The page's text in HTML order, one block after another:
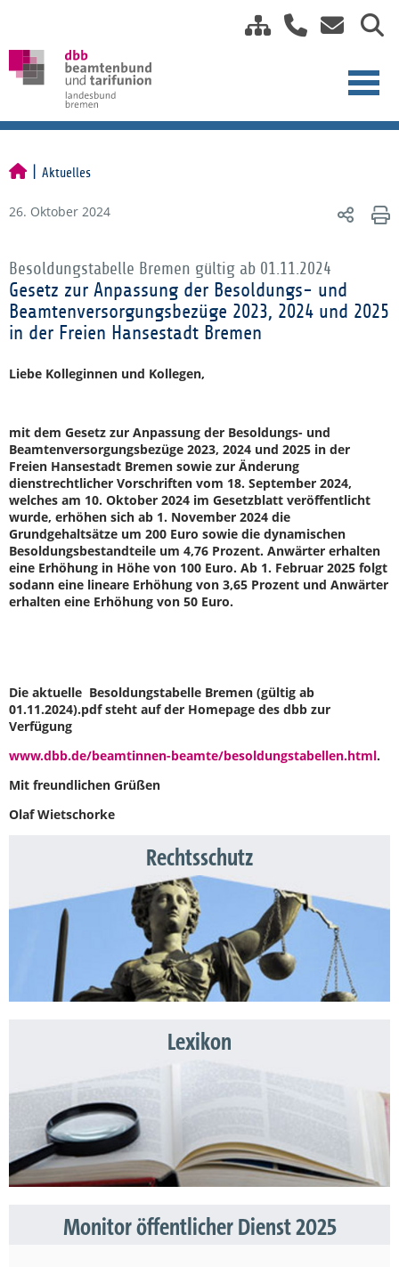
Aktuelles
26. Oktober 2024
Besoldungstabelle Bremen gültig ab 01.11.2024
Gesetz zur Anpassung der Besoldungs- und
Beamtenversorgungsbezüge 2023, 2024 und 2025
in der Freien Hansestadt Bremen
Liebe Kolleginnen und Kollegen,
mit dem Gesetz zur Anpassung der Besoldungs- und
Beamtenversorgungsbezüge 2023, 2024 und 2025 in der
Freien Hansestadt Bremen sowie zur Änderung
dienstrechtlicher Vorschriften vom 18. September 2024,
welches am 10. Oktober 2024 im Gesetzblatt veröffentlicht
wurde, erhöhen sich ab 1. November 2024 die
Grundgehaltsätze um 200 Euro sowie die dynamischen
Besoldungsbestandteile um 4,76 Prozent. Anwärter erhalten
eine Erhöhung in Höhe von 100 Euro. Ab 1. Februar 2025 folgt
sodann eine lineare Erhöhung von 3,65 Prozent und Anwärter
erhalten eine Erhöhung von 50 Euro.
Die aktuelle Besoldungstabelle Bremen (gültig ab
01.11.2024).pdf steht auf der Homepage des dbb zur
Verfügung
www.dbb.de/beamtinnen-beamte/besoldungstabellen.html.
Mit freundlichen Grüßen
Olaf Wietschorke
Rechtsschutz
Lexikon
Monitor öffentlicher Dienst 2025